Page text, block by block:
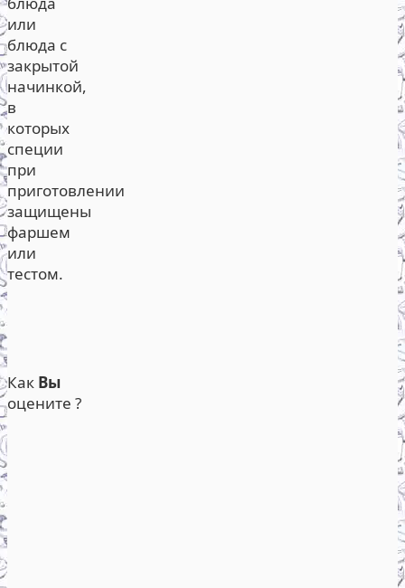
или
блюда с
закрытой
начинкой,
в
которых
специи
при
приготовлении
защищены
фаршем
или
тестом.
Как Вы
оцените ?